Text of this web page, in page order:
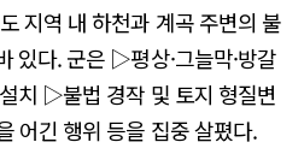
지역 내 하천과 계곡 주변의 불
있다. 군은 ▷평상·그늘막·방갈
치 ▷불법 경작 및 토지 형질변
어긴 행위 등을 집중 살폈다.